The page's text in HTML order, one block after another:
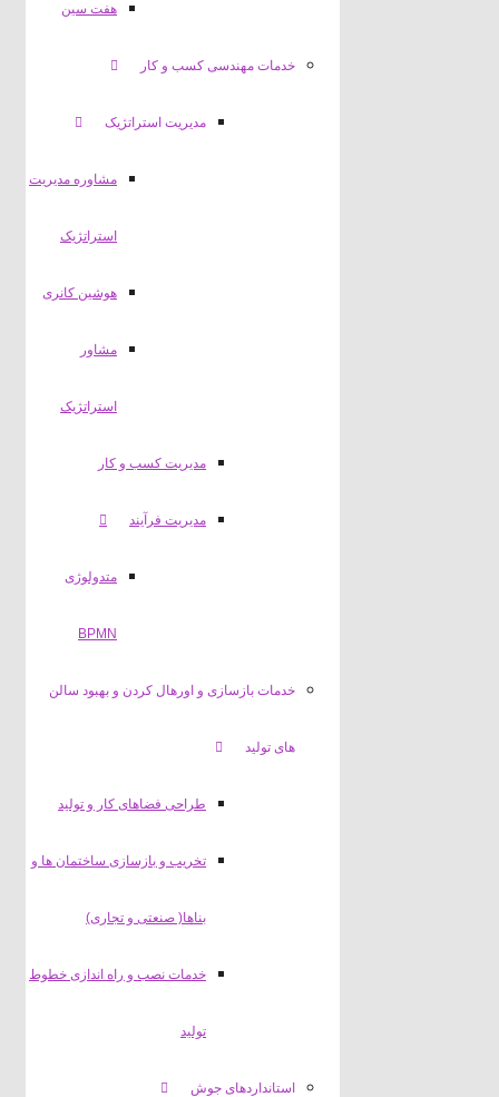
هفت سین
خدمات مهندسی کسب و کار
مدیریت استراتژیک
مشاوره مدیریت
استراتژیک
هوشین کانری
مشاور
استراتژیک
مدیریت کسب و کار
مدیریت فرآیند
متدولوژی
خدمات بازسازی و اورهال کردن و بهبود سالن
های تولید
طراحی فضاهای کار و تولید
تخریب و بازسازی ساختمان ها و
بناها( صنعتی و تجاری)
خدمات نصب و راه اندازی خطوط
استانداردهای جوش